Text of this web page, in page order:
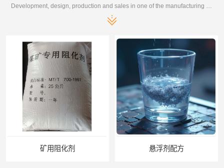
Development, design, production and sales in one of the manufacturing enterprises
悬浮剂配方 煤矿悬浮剂